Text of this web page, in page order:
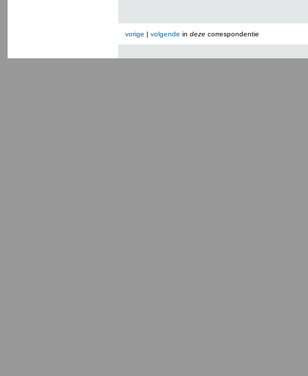
vorige | volgende in deze correspondentie